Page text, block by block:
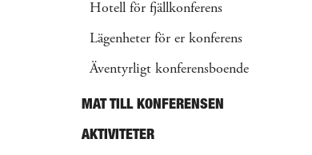
Hotell för fjällkonferens
Lägenheter för er konferens
Äventyrligt konferensboende
MAT TILL KONFERENSEN
AKTIVITETER